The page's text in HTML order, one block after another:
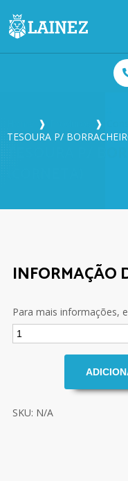
❱ ❱
TESOURA P/
TESOURA P/
INFORMAÇÃO
Para mais informações,
SKU: N/A